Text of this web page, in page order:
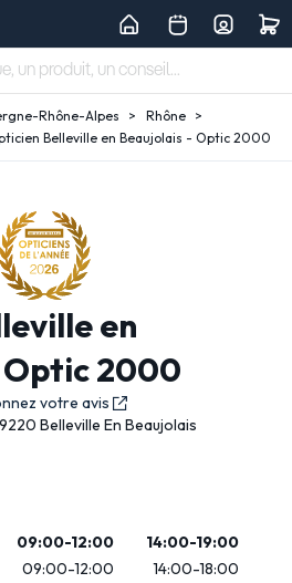
Rhône-Alpes
Rhône
Belleville en Beaujolais - Optic 2000
en
2000
votre avis
Belleville En Beaujolais
09:00-12:00
14:00-19:00
09:00-12:00
14:00-18:00